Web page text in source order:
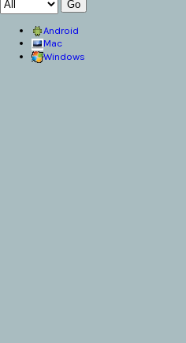
Android
Mac
Windows